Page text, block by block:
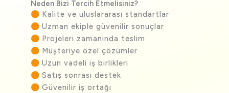
Neden Bizi Tercih Etmelisiniz?
Kalite ve uluslararası standartlar
Uzman ekiple güvenilir sonuçlar
Projeleri zamanında teslim
Müşteriye özel çözümler
Uzun vadeli iş birlikleri
Satış sonrası destek
Güvenilir iş ortağı